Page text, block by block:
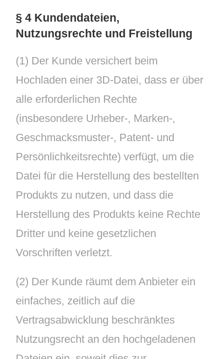
§ 4 Kundendateien,
Nutzungsrechte und Freistellung
(1) Der Kunde versichert beim
Hochladen einer 3D-Datei, dass er über
alle erforderlichen Rechte
(insbesondere Urheber-, Marken-,
Geschmacksmuster-, Patent- und
Persönlichkeitsrechte) verfügt, um die
Datei für die Herstellung des bestellten
Produkts zu nutzen, und dass die
Herstellung des Produkts keine Rechte
Dritter und keine gesetzlichen
Vorschriften verletzt.
(2) Der Kunde räumt dem Anbieter ein
einfaches, zeitlich auf die
Vertragsabwicklung beschränktes
Nutzungsrecht an den hochgeladenen